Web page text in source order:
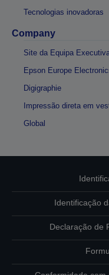
Tecnologias inovadoras
Company
Site da Equipa
Epson Europe
Digigraphie
Impressão direta em
Global
Identificação
Declaração de